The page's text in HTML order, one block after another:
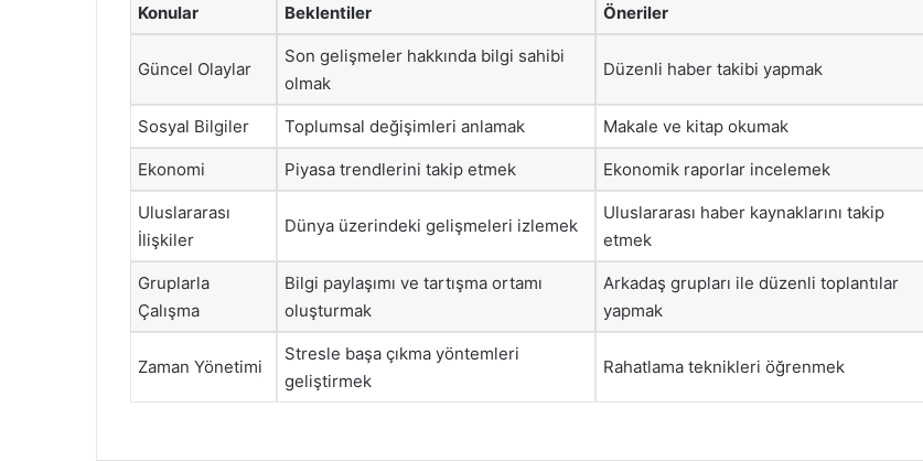
Konular Beklentiler Öneriler
Güncel Olaylar
Son gelişmeler hakkında bilgi sahibi
olmak
Düzenli haber takibi yapmak
Sosyal Bilgiler Toplumsal değişimleri anlamak Makale ve kitap okumak
Ekonomi Piyasa trendlerini takip etmek Ekonomik raporlar incelemek
Uluslararası
İlişkiler
Dünya üzerindeki gelişmeleri izlemek
Uluslararası haber kaynaklarını takip
etmek
Gruplarla
Çalışma
Bilgi paylaşımı ve tartışma ortamı
oluşturmak
Arkadaş grupları ile düzenli toplantılar
yapmak
Zaman Yönetimi
Stresle başa çıkma yöntemleri
geliştirmek
Rahatlama teknikleri öğrenmek